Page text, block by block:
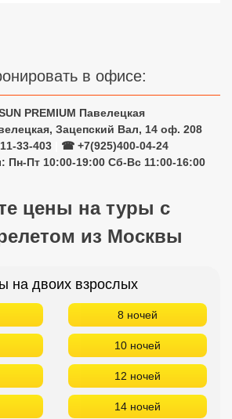
в офисе:
PREMIUM Павелецкая
Зацепский Вал, 14 оф. 208
33-403
☎ +7(925)400-04-24
Пн-Пт 10:00-19:00 Сб-Вс 11:00-16:00
цены на туры с
из Москвы
на двоих взрослых
8 ночей
10 ночей
12 ночей
14 ночей